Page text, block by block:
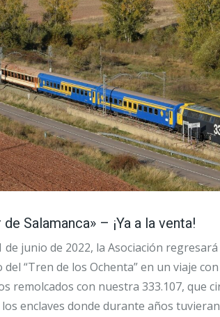
Salamanca» – ¡Ya a la venta!
de junio de 2022, la Asociación regresará
del “Tren de los Ochenta” en un viaje
remolcados con nuestra 333.107, que
enclaves donde durante años